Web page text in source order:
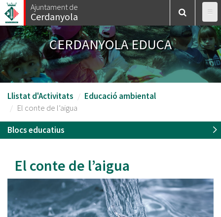
Vés
al
contingut
Ajuntament de
Cerdanyola
CERDANYOLA EDUCA
Llistat d'Activitats
Educació ambiental
El conte de l’aigua
Blocs educatius
El conte de l’aigua